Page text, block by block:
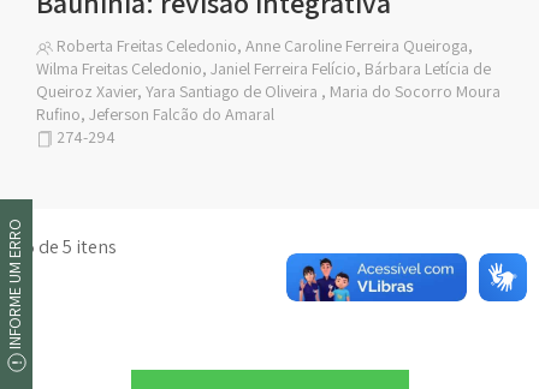
Roberta Freitas Celedonio, Anne Caroline Ferreira Queiroga,
Wilma Freitas Celedonio, Janiel Ferreira Felício, Bárbara Letícia de
Queiroz Xavier, Yara Santiago de Oliveira , Maria do Socorro Moura
Rufino, Jeferson Falcão do Amaral
274-294
1 a 5 de 5 itens
INFORME UM ERRO